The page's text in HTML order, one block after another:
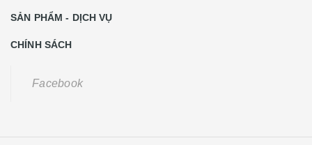
SẢN PHẨM - DỊCH VỤ
CHÍNH SÁCH
Facebook